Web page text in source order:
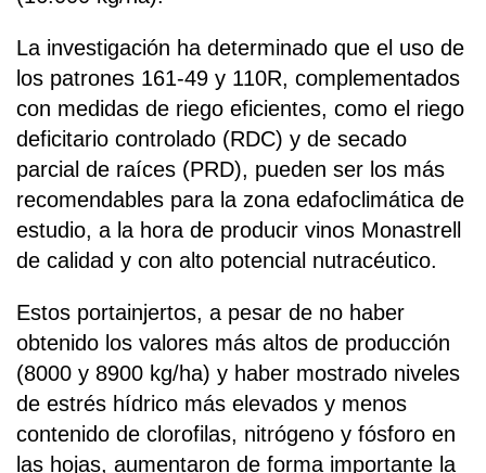
La investigación ha determinado que el uso de
los patrones 161-49 y 110R, complementados
con medidas de riego eficientes, como el riego
deficitario controlado (RDC) y de secado
parcial de raíces (PRD), pueden ser los más
recomendables para la zona edafoclimática de
estudio, a la hora de producir vinos Monastrell
de calidad y con alto potencial nutracéutico.
Estos portainjertos, a pesar de no haber
obtenido los valores más altos de producción
(8000 y 8900 kg/ha) y haber mostrado niveles
de estrés hídrico más elevados y menos
contenido de clorofilas, nitrógeno y fósforo en
las hojas, aumentaron de forma importante la